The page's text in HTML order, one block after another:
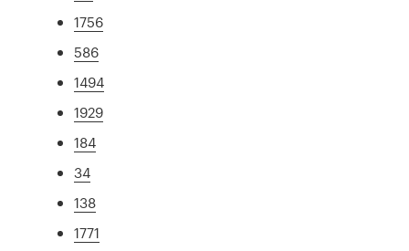
1756
586
1494
1929
184
34
138
1771